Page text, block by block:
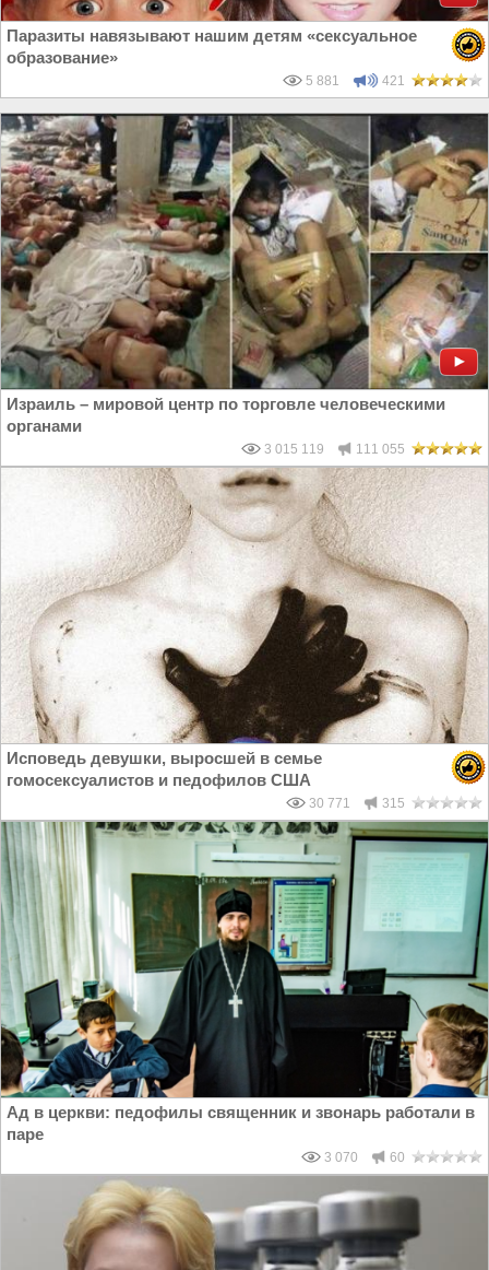
Паразиты навязывают нашим детям «сексуальное
образование»
5 881 421
Израиль – мировой центр по торговле человеческими
органами
3 015 119 111 055
Исповедь девушки, выросшей в семье
гомосексуалистов и педофилов США
30 771 315
Ад в церкви: педофилы священник и звонарь работали в
паре
3 070 60